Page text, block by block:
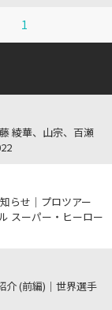
1
綾華、山宗、百瀬
らせ｜プロツアー
スーパー・ヒーロー
介 (前編)｜世界選手